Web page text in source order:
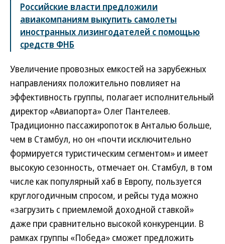
Российские власти предложили
авиакомпаниям выкупить самолеты
иностранных лизингодателей с помощью
средств ФНБ
Увеличение провозных емкостей на зарубежных
направлениях положительно повлияет на
эффективность группы, полагает исполнительный
директор «Авиапорта» Олег Пантелеев.
Традиционно пассажиропоток в Анталью больше,
чем в Стамбул, но он «почти исключительно
формируется туристическим сегментом» и имеет
высокую сезонность, отмечает он. Стамбул, в том
числе как популярный хаб в Европу, пользуется
круглогодичным спросом, и рейсы туда можно
«загрузить с приемлемой доходной ставкой»
даже при сравнительно высокой конкуренции. В
рамках группы «Победа» сможет предложить